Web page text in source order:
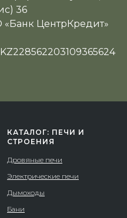
36
ЦентрКредит»
КАТАЛОГ: ПЕЧИ И
СТРОЕНИЯ
Дровяные печи
Электрические печи
Дымоходы
Бани